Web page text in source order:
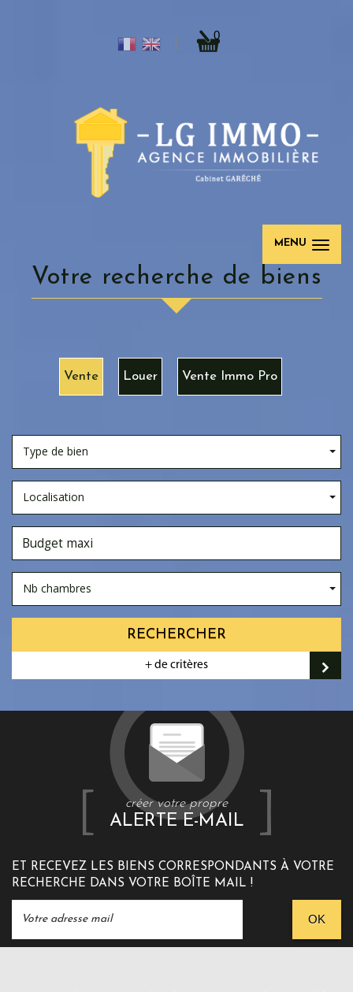
0
MENU
Votre recherche de biens
Vente Louer Vente Immo Pro
Type de bien
Localisation
Nb chambres
RECHERCHER
+ de critères
créer votre propre
ALERTE E-MAIL
ET RECEVEZ LES BIENS CORRESPONDANTS À VOTRE
RECHERCHE DANS VOTRE BOÎTE MAIL !
OK